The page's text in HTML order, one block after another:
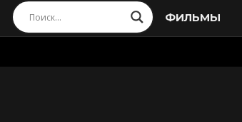
ФИЛЬМЫ